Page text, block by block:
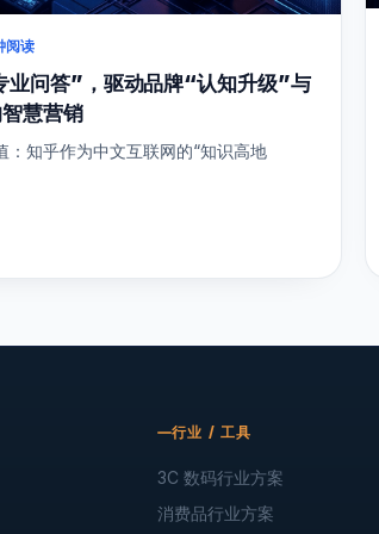
阅读
业问答”，驱动品牌“认知升级”与
慧营销
：知乎作为中文互联网的“知识高地
行业 / 工具
3C 数码行业方案
消费品行业方案